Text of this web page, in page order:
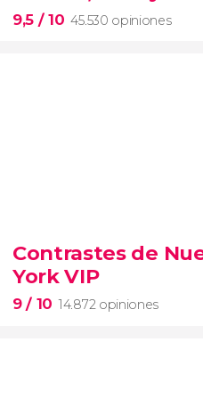
9,5 / 10 45.530 opiniones
visita guiada por el
en español
Contrastes de
York VIP
9/ 10 14.872 opiniones